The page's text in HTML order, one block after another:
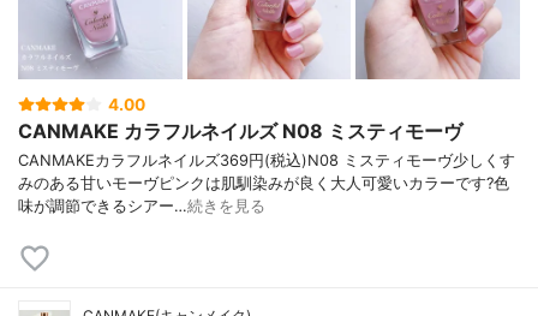
4.00
CANMAKE カラフルネイルズ N08 ミスティモーヴ
CANMAKEカラフルネイルズ369円(税込)N08 ミスティモーヴ少しくす
みのある甘いモーヴピンクは肌馴染みが良く大人可愛いカラーです?色
味が調節できるシアー…続きを見る